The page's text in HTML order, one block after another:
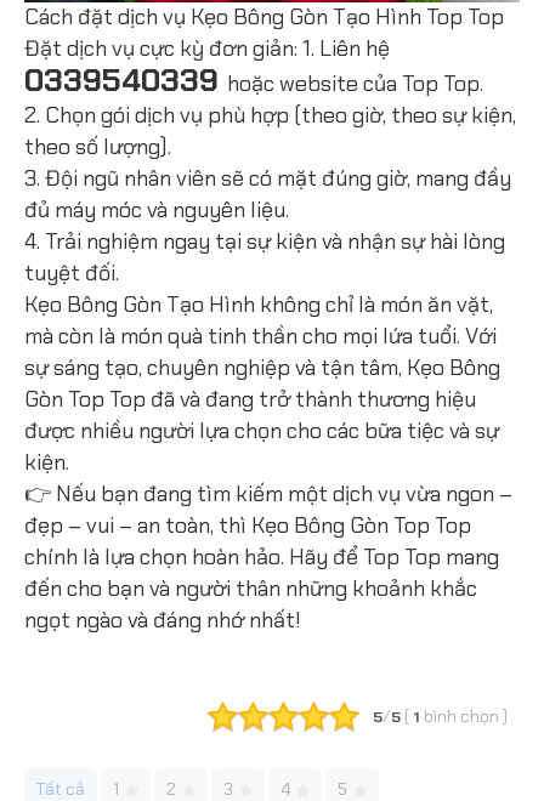
Cách đặt dịch vụ Kẹo Bông Gòn Tạo Hình Top Top
Đặt dịch vụ cực kỳ đơn giản: 1. Liên hệ
0339540339 hoặc website của Top Top.
2. Chọn gói dịch vụ phù hợp (theo giờ, theo sự kiện,
theo số lượng).
3. Đội ngũ nhân viên sẽ có mặt đúng giờ, mang đầy
đủ máy móc và nguyên liệu.
4. Trải nghiệm ngay tại sự kiện và nhận sự hài lòng
tuyệt đối.
Kẹo Bông Gòn Tạo Hình không chỉ là món ăn vặt,
mà còn là món quà tinh thần cho mọi lứa tuổi. Với
sự sáng tạo, chuyên nghiệp và tận tâm, Kẹo Bông
Gòn Top Top đã và đang trở thành thương hiệu
được nhiều người lựa chọn cho các bữa tiệc và sự
kiện.
👉 Nếu bạn đang tìm kiếm một dịch vụ vừa ngon –
đẹp – vui – an toàn, thì Kẹo Bông Gòn Top Top
chính là lựa chọn hoàn hảo. Hãy để Top Top mang
đến cho bạn và người thân những khoảnh khắc
ngọt ngào và đáng nhớ nhất!
5/5 ( 1 bình chọn )
Tất cả 1 2 3 4 5